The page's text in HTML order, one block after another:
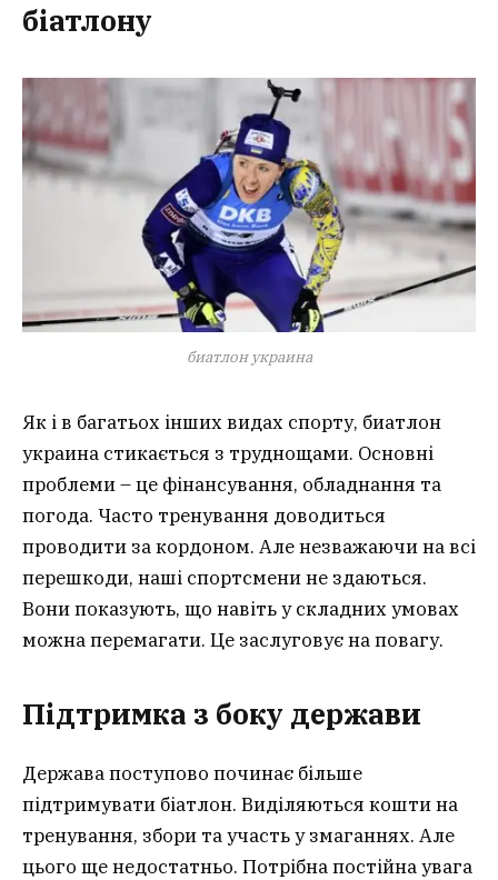
біатлону
биатлон украина
Як і в багатьох інших видах спорту, биатлон
украина стикається з труднощами. Основні
проблеми – це фінансування, обладнання та
погода. Часто тренування доводиться
проводити за кордоном. Але незважаючи на всі
перешкоди, наші спортсмени не здаються.
Вони показують, що навіть у складних умовах
можна перемагати. Це заслуговує на повагу.
Підтримка з боку держави
Держава поступово починає більше
підтримувати біатлон. Виділяються кошти на
тренування, збори та участь у змаганнях. Але
цього ще недостатньо. Потрібна постійна увага